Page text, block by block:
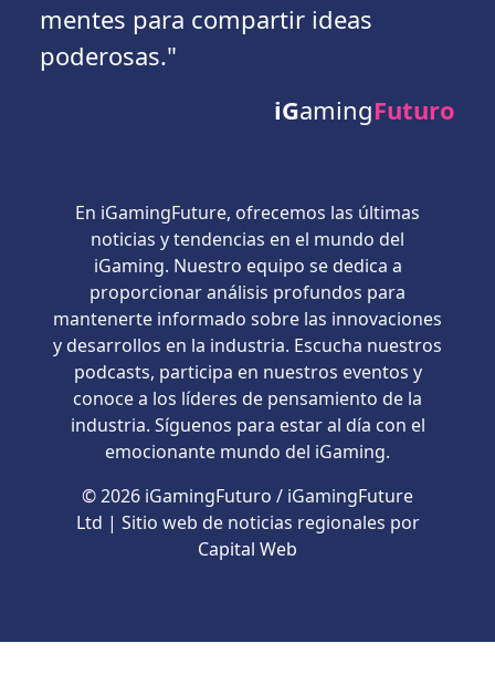
mentes para compartir ideas
poderosas."
iGamingFuturo
En iGamingFuture, ofrecemos las últimas
noticias y tendencias en el mundo del
iGaming. Nuestro equipo se dedica a
proporcionar análisis profundos para
mantenerte informado sobre las innovaciones
y desarrollos en la industria. Escucha nuestros
podcasts, participa en nuestros eventos y
conoce a los líderes de pensamiento de la
industria. Síguenos para estar al día con el
emocionante mundo del iGaming.
© 2026 iGamingFuturo / iGamingFuture
Ltd | Sitio web de noticias regionales por
Capital Web